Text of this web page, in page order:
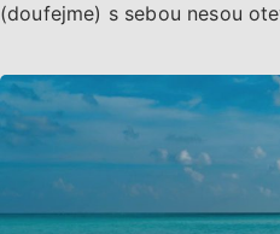
(doufejme) s sebou nesou